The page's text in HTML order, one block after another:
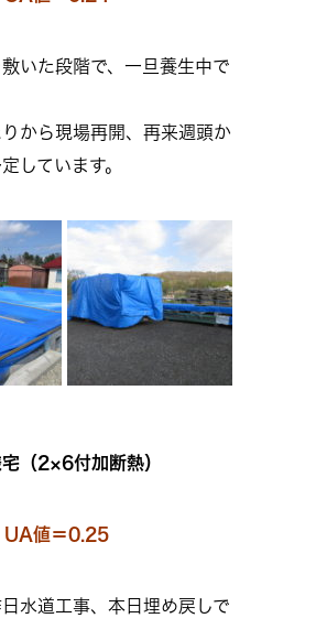
いた段階で、一旦養生中で
から現場再開、再来週頭か
しています。
（2×6付加断熱）
値＝0.25
水道工事、本日埋め戻しで